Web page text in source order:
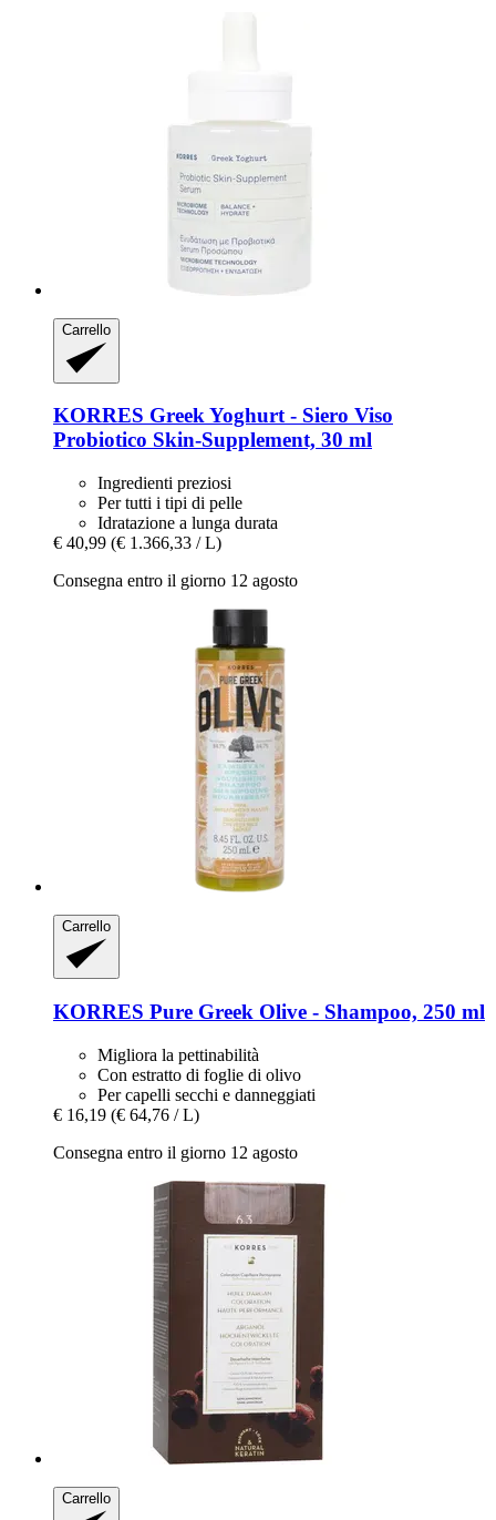
Carrello
KORRES Greek Yoghurt -​ Siero Viso
Probiotico Skin-​Supplement, 30 ml
Ingredienti preziosi
Per tutti i tipi di pelle
Idratazione a lunga durata
€ 40,99 (€ 1.366,33 / L)
Consegna entro il giorno 12 agosto
Carrello
KORRES Pure Greek Olive -​ Shampoo, 250 ml
Migliora la pettinabilità
Con estratto di foglie di olivo
Per capelli secchi e danneggiati
€ 16,19 (€ 64,76 / L)
Consegna entro il giorno 12 agosto
Carrello